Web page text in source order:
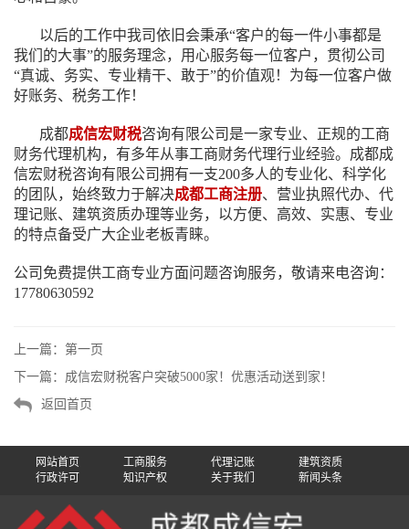
以后的工作中我司依旧会秉承“客户的每一件小事都是
我们的大事”的服务理念，用心服务每一位客户，贯彻公司
“真诚、务实、专业精干、敢于”的价值观！为每一位客户做
好账务、税务工作！
成都成信宏财税咨询有限公司是一家专业、正规的工商
财务代理机构，有多年从事工商财务代理行业经验。成都成
信宏财税咨询有限公司拥有一支200多人的专业化、科学化
的团队，始终致力于解决成都工商注册、营业执照代办、代
理记账、建筑资质办理等业务，以方便、高效、实惠、专业
的特点备受广大企业老板青睐。
公司免费提供工商专业方面问题咨询服务，敬请来电咨询：
17780630592
上一篇： 第一页
下一篇： 成信宏财税客户突破5000家！优惠活动送到家！
返回首页
网站首页 工商服务 代理记账
建筑资质
行政许可
知识产权 关于我们 新闻头条